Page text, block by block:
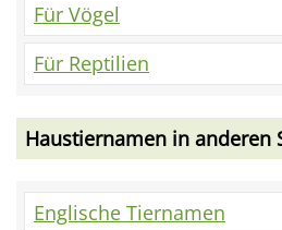
Für Vögel
Für Reptilien
Haustiernamen in anderen
Englische Tiernamen